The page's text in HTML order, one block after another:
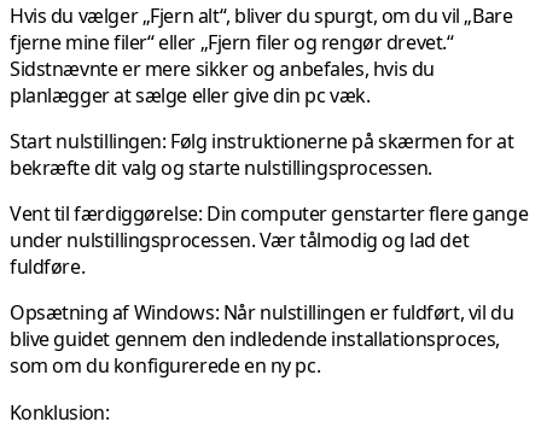
Hvis du vælger „Fjern alt“, bliver du spurgt, om du vil „Bare
fjerne mine filer“ eller „Fjern filer og rengør drevet.“
Sidstnævnte er mere sikker og anbefales, hvis du
planlægger at sælge eller give din pc væk.
Startnulstillingen: Følg instruktionerne på skærmen for at
bekræfte dit valg og starte nulstillingsprocessen.
Vent til færdiggørelse: Din computer genstarter flere gange
under nulstillingsprocessen. Vær tålmodig og lad det
fuldføre.
Opsætning af Windows: Når nulstillingen er fuldført, vil du
blive guidet gennem den indledende installationsproces,
som om du konfigurerede en ny pc.
Konklusion: